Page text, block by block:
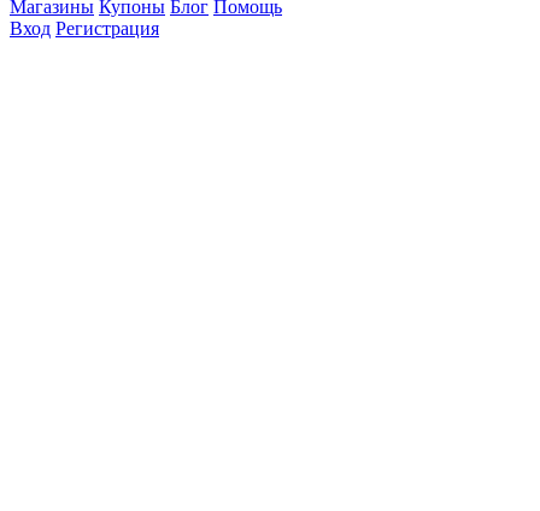
Магазины Купоны Блог Помощь
Вход Регистрация